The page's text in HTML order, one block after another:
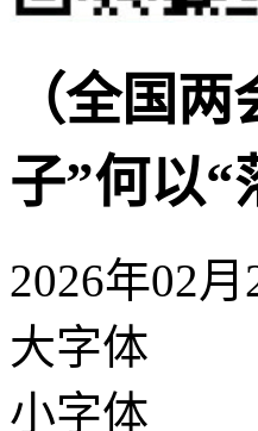
（全国
子”何以“
2026年02
大字体
小字体